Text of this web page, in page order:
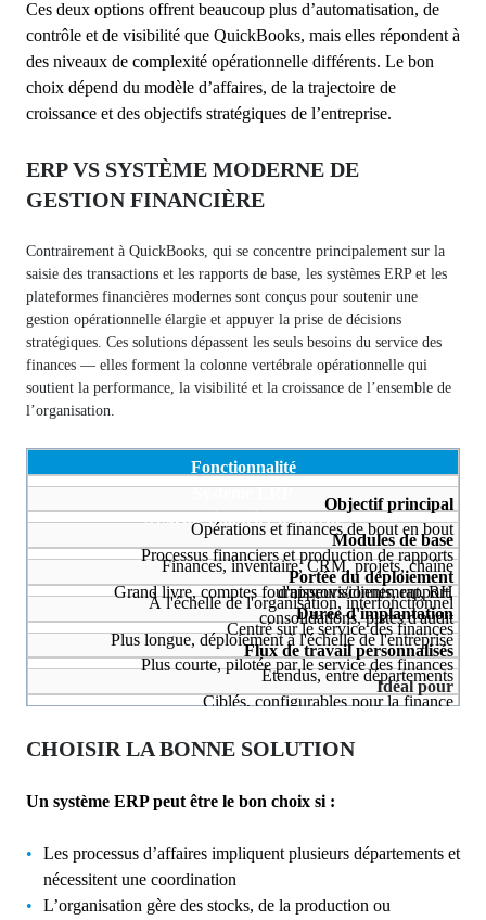
Ces deux options offrent beaucoup plus d’automatisation, de
contrôle et de visibilité que QuickBooks, mais elles répondent à
des niveaux de complexité opérationnelle différents. Le bon
choix dépend du modèle d’affaires, de la trajectoire de
croissance et des objectifs stratégiques de l’entreprise.
ERP VS SYSTÈME MODERNE DE
GESTION FINANCIÈRE
Contrairement à QuickBooks, qui se concentre principalement sur la
saisie des transactions et les rapports de base, les systèmes ERP et les
plateformes financières modernes sont conçus pour soutenir une
gestion opérationnelle élargie et appuyer la prise de décisions
stratégiques. Ces solutions dépassent les seuls besoins du service des
finances — elles forment la colonne vertébrale opérationnelle qui
soutient la performance, la visibilité et la croissance de l’ensemble de
l’organisation.
Fonctionnalité
Système ERP
Système financier moderne
Objectif principal
Opérations et finances de bout en bout
Processus financiers et production de rapports
Modules de base
Finances, inventaire, CRM, projets, chaîne
d'approvisionnement, RH
Grand livre, comptes fournisseurs/clients, rapport,
consolidations, pistes d'audit
Portée du déploiement
À l'échelle de l'organisation, interfonctionnel
Centré sur le service des finances
Durée d'implantation
Plus longue, déploiement à l'échelle de l'entreprise
Plus courte, pilotée par le service des finances
Flux de travail personnalisés
Étendus, entre départements
Ciblés, configurables pour la finance
Idéal pour
Organisations complexes et multidépartements
Équipe cherchant un meilleur contrôle et plus de visibilité
CHOISIR LA BONNE SOLUTION
Un système ERP peut être le bon choix si :
Les processus d’affaires impliquent plusieurs départements et
nécessitent une coordination
L’organisation gère des stocks, de la production ou